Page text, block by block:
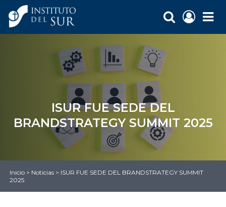
ISUR FUE SEDE DEL
BRANDSTRATEGY SUMMIT 2025
Inicio > Noticias > ISUR FUE SEDE DEL BRANDSTRATEGY SUMMIT
2025